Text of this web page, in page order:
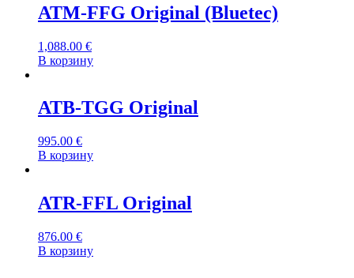
ATM-FFG Original (Bluetec)
1,088.00 €
В корзину
ATB-TGG Original
995.00 €
В корзину
ATR-FFL Original
876.00 €
В корзину